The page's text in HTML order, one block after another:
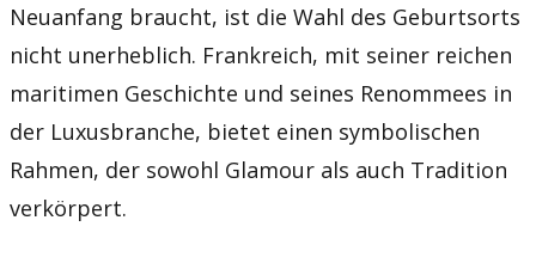
Neuanfang braucht, ist die Wahl des Geburtsorts
nicht unerheblich. Frankreich, mit seiner reichen
maritimen Geschichte und seines Renommees in
der Luxusbranche, bietet einen symbolischen
Rahmen, der sowohl Glamour als auch Tradition
verkörpert.